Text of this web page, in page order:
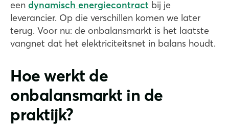
een dynamisch energiecontract bij je
leverancier. Op die verschillen komen we later
terug. Voor nu: de onbalansmarkt is het laatste
vangnet dat het elektriciteitsnet in balans houdt.
Hoe werkt de
onbalansmarkt in de
praktijk?